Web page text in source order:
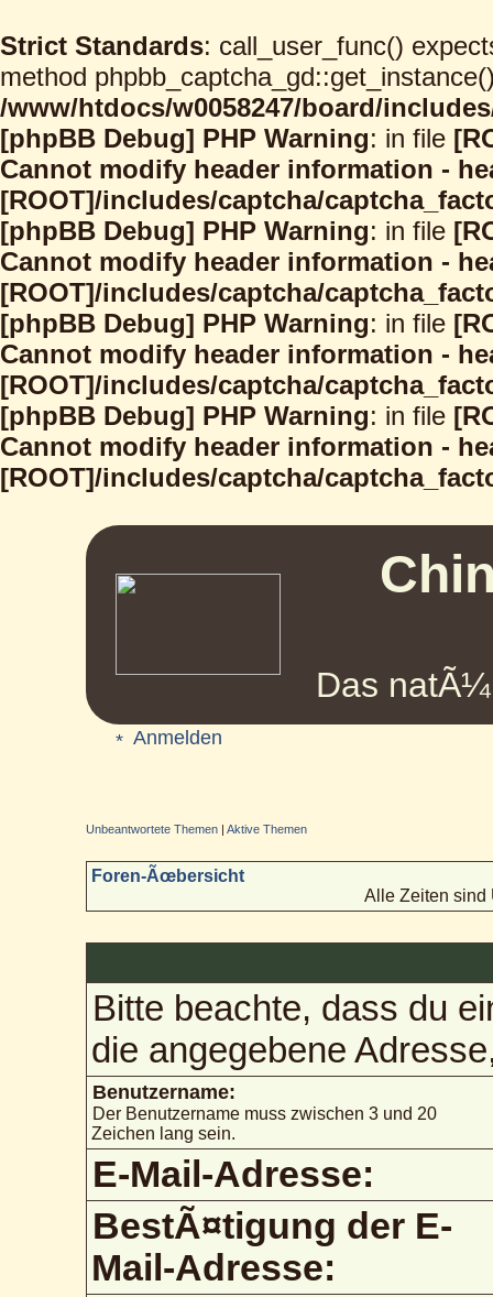
Strict Standards: call_user_func()
method
/www/htdocs/w0058247/board/
[phpBB Debug] PHP Warning: in file
Cannot modify header information -
[ROOT]/includes/captcha/
[phpBB Debug] PHP Warning: in file
Cannot modify header information -
[ROOT]/includes/captcha/
[phpBB Debug] PHP Warning: in file
Cannot modify header information -
[ROOT]/includes/captcha/
[phpBB Debug] PHP Warning: in file
Cannot modify header information -
[ROOT]/includes/captcha/
Das
Anmelden
Unbeantwortete Themen |Aktive Themen
Foren-Ãœbersicht
Alle Zeiten sind
Bitte beachte, dass du
die angegebene
Benutzername:
Der Benutzername muss zwischen 3 und 20
Zeichen lang sein.
E-Mail-Adresse:
BestÃ¤tigung der E-
Mail-Adresse: